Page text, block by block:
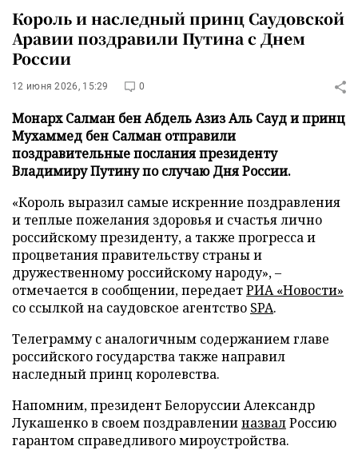
Король и наследный принц Саудовской
Аравии поздравили Путина с Днем
России
12 июня 2026, 15:29 0
Монарх Салман бен Абдель Азиз Аль Сауд и принц
Мухаммед бен Салман отправили
поздравительные послания президенту
Владимиру Путину по случаю Дня России.
«Король выразил самые искренние поздравления
и теплые пожелания здоровья и счастья лично
российскому президенту, а также прогресса и
процветания правительству страны и
дружественному российскому народу», –
отмечается в сообщении, передаетРИА «Новости»
со ссылкой на саудовское агентство SPA.
Телеграмму с аналогичным содержанием главе
российского государства также направил
наследный принц королевства.
Напомним, президент Белоруссии Александр
Лукашенко в своем поздравленииназвалРоссию
гарантом справедливого мироустройства.